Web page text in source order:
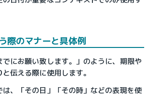
際のマナーと具体例
でにお願い致します。」のように、期限や
伝える際に使用します。
、「その日」「その時」などの表現を使